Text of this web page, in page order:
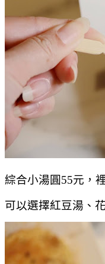
綜合小湯圓55元，
可以選擇紅豆湯、